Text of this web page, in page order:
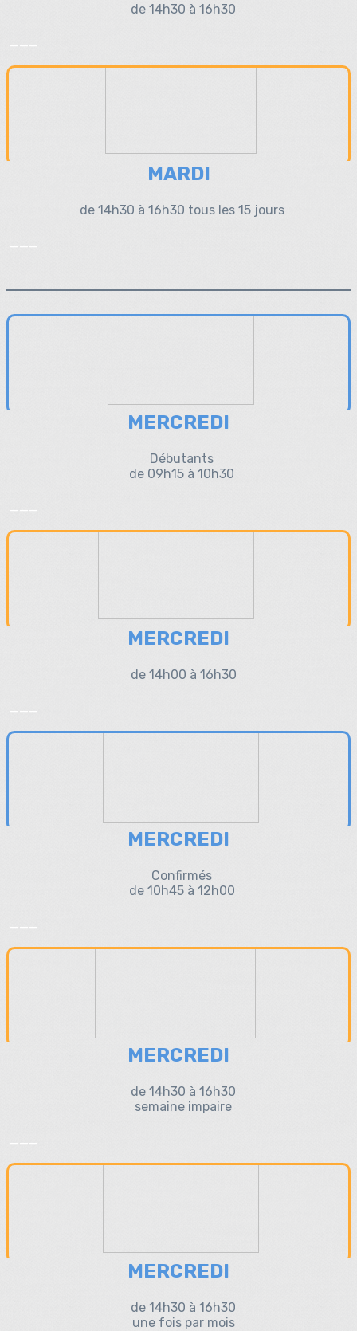
de 14h30 à 16h30
___
MARDI
de 14h30 à 16h30 tous les 15 jours
___
MERCREDI
Débutants
de 09h15 à 10h30
___
MERCREDI
de 14h00 à 16h30
___
MERCREDI
Confirmés
de 10h45 à 12h00
___
MERCREDI
de 14h30 à 16h30
semaine impaire
___
MERCREDI
de 14h30 à 16h30
une fois par mois